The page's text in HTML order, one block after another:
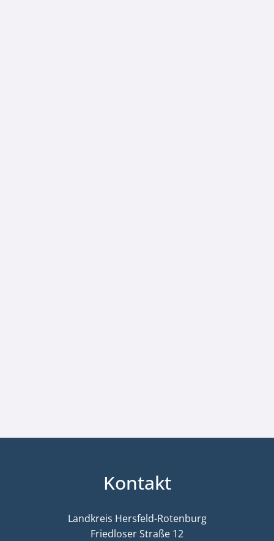
Kontakt
Landkreis Hersfeld-Rotenburg
Friedloser Straße 12